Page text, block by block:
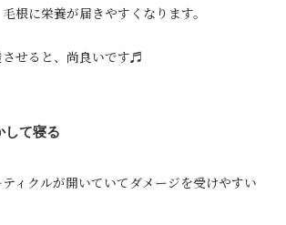
根に栄養が届きやすくなります。
せると、尚良いです♬
して寝る
ィクルが開いていてダメージを受けやすい